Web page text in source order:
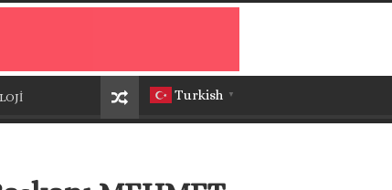
Turkish ▼